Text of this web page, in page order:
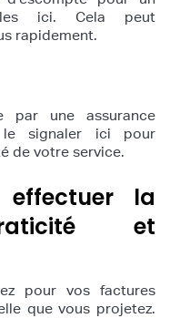
les ici. Cela peut
rapidement.
par une assurance
le signaler ici pour
de votre service.
la
et
pour vos factures
que vous projetez.